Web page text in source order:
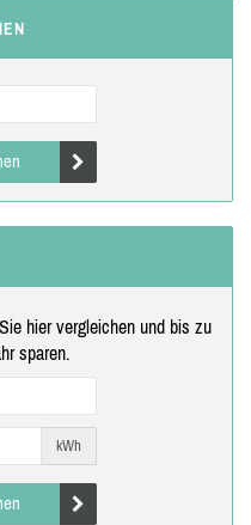
hier vergleichen und bis zu
sparen.
kWh